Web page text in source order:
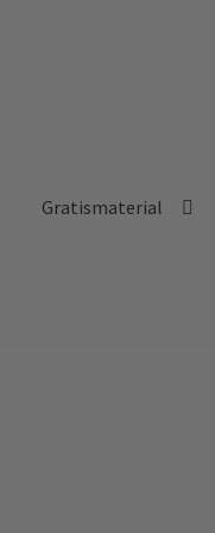
Gratismaterial